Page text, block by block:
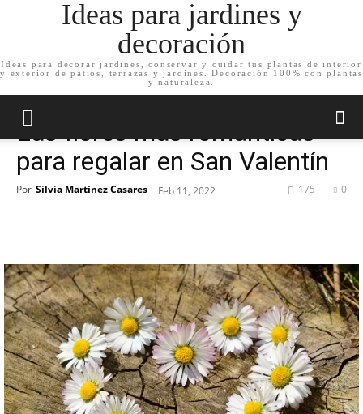
Ideas para jardines y
decoración
Ideas para decorar jardines, conservar y cuidar tus plantas de interior
y exterior de patios, terrazas y jardines. Decoración 100% con plantas
y naturaleza.
Inicio Noticias
Las flores más románticas
para regalar en San Valentín
Por Silvia Martínez Casares- Feb 11, 2022 0
175